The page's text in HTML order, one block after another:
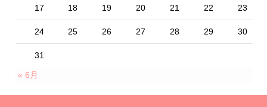
17 18 19 20 21 22 23
24 25 26 27 28 29 30
31
« 6月